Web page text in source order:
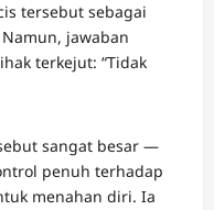
tersebut sebagai
jawaban
terkejut: “Tidak
sangat besar —
penuh terhadap
menahan diri. Ia